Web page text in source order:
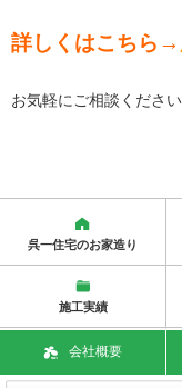
詳しくはこちら→
お気軽にご相談くださ
呉一住宅のお家造り
施工実績
会社概要